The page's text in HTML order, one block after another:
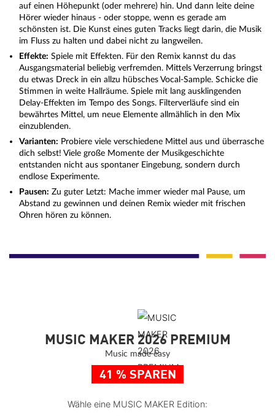
auf einen Höhepunkt (oder mehrere) hin. Und dann leite deine
Hörer wieder hinaus - oder stoppe, wenn es gerade am
schönsten ist. Die Kunst eines guten Tracks liegt darin, die Musik
im Fluss zu halten und dabei nicht zu langweilen.
Effekte: Spiele mit Effekten. Für den Remix kannst du das
Ausgangsmaterial beliebig verfremden. Mittels Verzerrung bringst
du etwas Dreck in ein allzu hübsches Vocal-Sample. Schicke die
Stimmen in weite Hallräume. Spiele mit lang ausklingenden
Delay-Effekten im Tempo des Songs. Filterverläufe sind ein
bewährtes Mittel, um neue Elemente allmählich in den Mix
einzublenden.
Varianten: Probiere viele verschiedene Mittel aus und überrasche
dich selbst! Viele große Momente der Musikgeschichte
entstanden nicht aus spontaner Eingebung, sondern durch
endlose Experimente.
Pausen: Zu guter Letzt: Mache immer wieder mal Pause, um
Abstand zu gewinnen und deinen Remix wieder mit frischen
Ohren hören zu können.
MUSIC MAKER 2026 PREMIUM
Music made easy
41 % SPAREN
Wähle eine MUSIC MAKER Edition: